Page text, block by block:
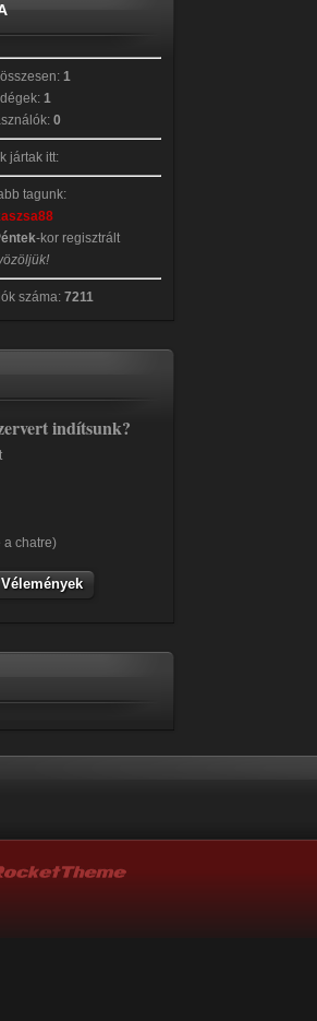
1
1
0
jártak itt:
tagunk:
-kor regisztrált
száma: 7211
indítsunk?
a chatre)
Vélemények